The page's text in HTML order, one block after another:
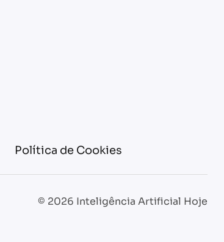
Política de Cookies
© 2026 Inteligência Artificial Hoje